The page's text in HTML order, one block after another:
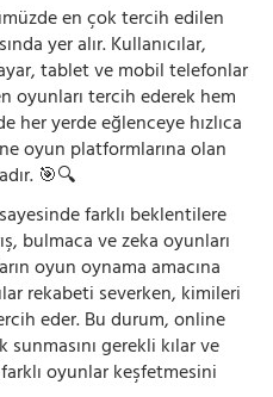
en çok tercih edilen
yer alır. Kullanıcılar,
tablet ve mobil telefonlar
oyunları tercih ederek hem
her yerde eğlenceye hızlıca
oyun platformlarına olan
🎯🔍
farklı beklentilere
bulmaca ve zeka oyunları
oyun oynama amacına
rekabeti severken, kimileri
eder. Bu durum, online
gerekli kılar ve
oyunlar keşfetmesini